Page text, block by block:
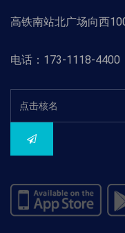
高铁南站北广场向西
电话：173-1118-4400